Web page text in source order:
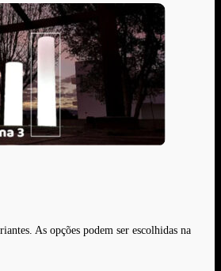
As opções podem ser escolhidas na